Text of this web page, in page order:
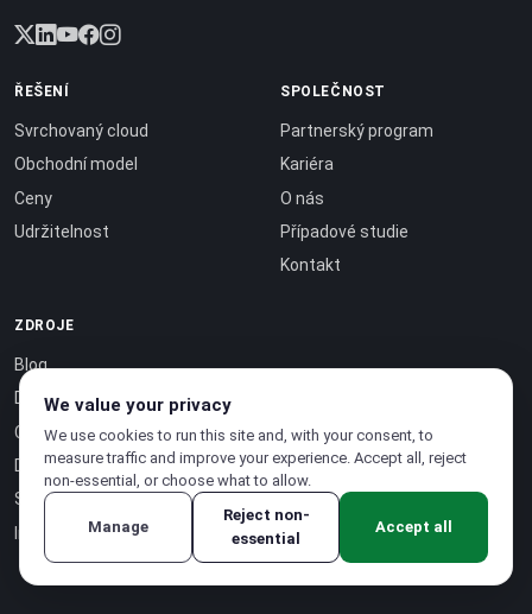
ŘEŠENÍ
Svrchovaný cloud
Obchodní model
Ceny
Udržitelnost
SPOLEČNOST
Partnerský program
Kariéra
O nás
Případové studie
Kontakt
ZDROJE
Blog
Dokumentace
Certifikace
Dokumentace API ↗
Stránka stavu ↗
Inteligence jako služba ↗
We value your privacy
We use cookies to run this site and, with your consent, to
measure traffic and improve your experience. Accept all, reject
non-essential, or choose what to allow.
Manage
Reject non-
essential
Accept all